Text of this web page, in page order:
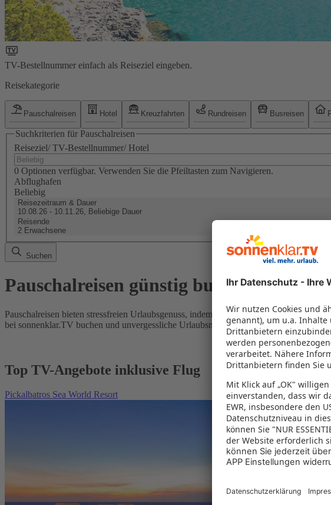
TV-Bestellnummer einfach als Reiseziel eingeben.
Reisekategorie
Pauschalreisen Hotel Kreuzfahrten Rundreisen Busreisen
Suchkriterien für Pauschalreisen
Reiseziel/ TV-Bestellnummer/ Hotel
0 Optionen verfügbar. Verwenden Sie die Pfeiltasten zum Navigieren.
Abflughafen
Beliebig
Reisezeitraum & Dauer
10.08.26 - 10.11.26, Beliebige Dauer
Reisende
2 Erwachsene
Suchen
Pauschalreisen günstig buchen
Pauschalreisen bieten stressfreien Urlaubsgenuss, indem Flug und Hotel in einem
bei sonnenklar.TV buchen und unvergessliche Urlaubsmomente erleben!
Top TV-Angebote inklusive Flug
Pickalbatros Sea World Resort